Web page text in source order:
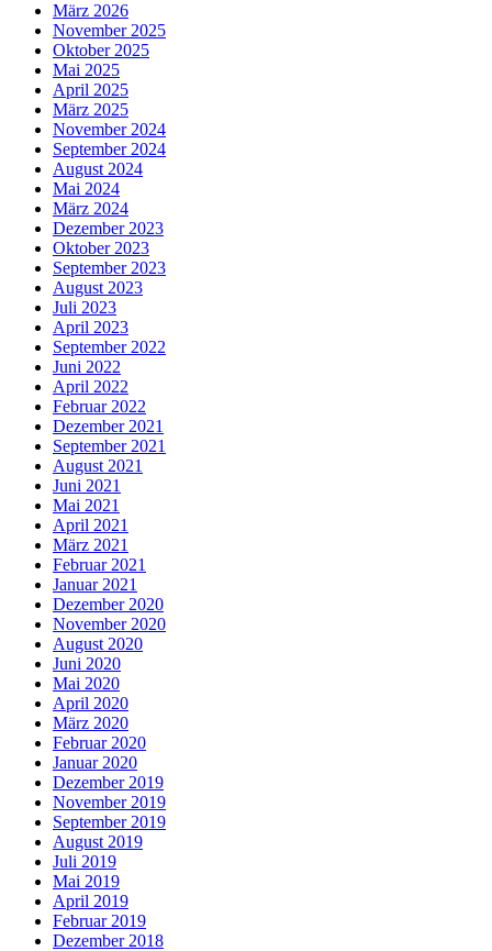
März 2026
November 2025
Oktober 2025
Mai 2025
April 2025
März 2025
November 2024
September 2024
August 2024
Mai 2024
März 2024
Dezember 2023
Oktober 2023
September 2023
August 2023
Juli 2023
April 2023
September 2022
Juni 2022
April 2022
Februar 2022
Dezember 2021
September 2021
August 2021
Juni 2021
Mai 2021
April 2021
März 2021
Februar 2021
Januar 2021
Dezember 2020
November 2020
August 2020
Juni 2020
Mai 2020
April 2020
März 2020
Februar 2020
Januar 2020
Dezember 2019
November 2019
September 2019
August 2019
Juli 2019
Mai 2019
April 2019
Februar 2019
Dezember 2018